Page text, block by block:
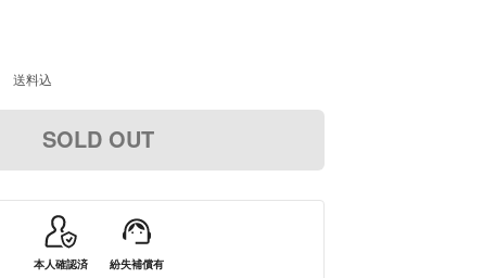
送料込
SOLD OUT
本人確認済 紛失補償有